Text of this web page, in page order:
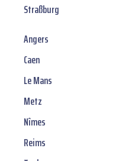
Straßburg
Angers
Caen
Le Mans
Metz
Nîmes
Reims